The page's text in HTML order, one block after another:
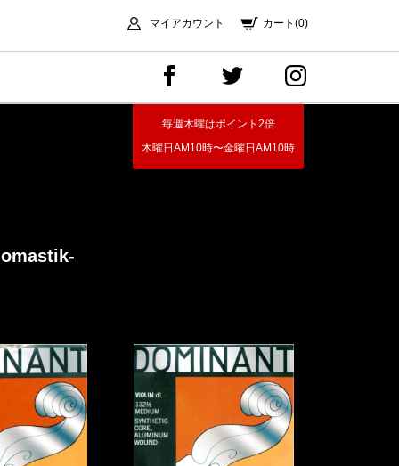
マイアカウント カート(0)
毎週木曜はポイント2倍
木曜日AM10時〜金曜日AM10時